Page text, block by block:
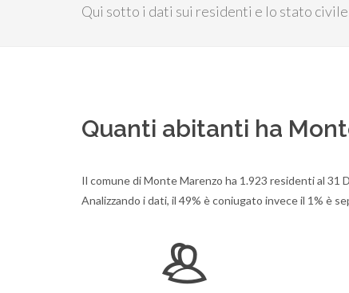
Qui sotto i dati sui residenti e lo stato
Quanti abitanti ha
Il comune di Monte Marenzo ha 1.923 residenti al 31
Analizzando i dati, il 49% è coniugato invece il 1% è